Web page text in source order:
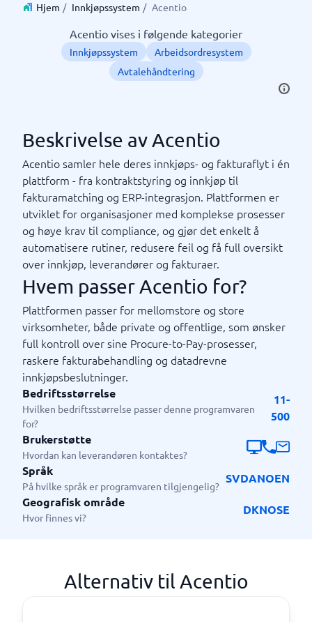
Hjem / Innkjøpssystem / Acentio
Acentio vises i følgende kategorier
Innkjøpssystem
Arbeidsordresystem
Avtalehåndtering
Beskrivelse av Acentio
Acentio samler hele deres innkjøps- og fakturaflyt i én
plattform - fra kontraktstyring og innkjøp til
fakturamatching og ERP-integrasjon. Plattformen er
utviklet for organisasjoner med komplekse prosesser
og høye krav til compliance, og gjør det enkelt å
automatisere rutiner, redusere feil og få full oversikt
over innkjøp, leverandører og fakturaer.
Hvem passer Acentio for?
Plattformen passer for mellomstore og store
virksomheter, både private og offentlige, som ønsker
full kontroll over sine Procure-to-Pay-prosesser,
raskere fakturabehandling og datadrevne
innkjøpsbeslutninger.
Bedriftsstørrelse
Hvilken bedriftsstørrelse passer denne programvaren
for?
11-
500
Brukerstøtte
Hvordan kan leverandøren kontaktes?
Språk
På hvilke språk er programvaren tilgjengelig?
SVDANOEN
Geografisk område
Hvor finnes vi?
DKNOSE
Alternativ til Acentio